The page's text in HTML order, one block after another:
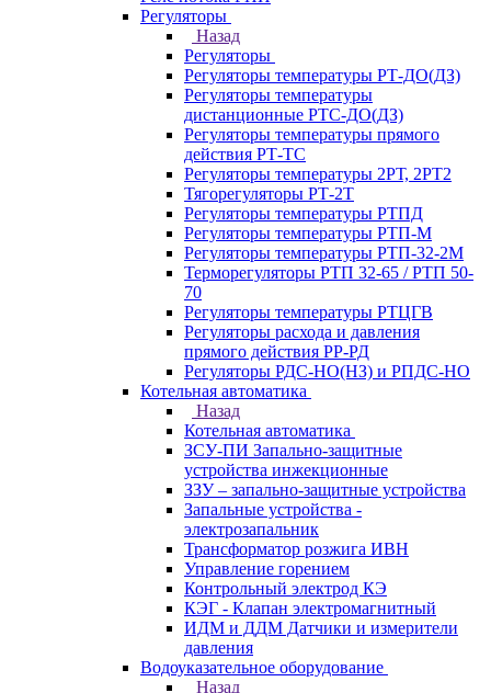
Регуляторы
Назад
Регуляторы
Регуляторы температуры РТ-ДО(ДЗ)
Регуляторы температуры
дистанционные РТС-ДО(ДЗ)
Регуляторы температуры прямого
действия РТ-ТС
Регуляторы температуры 2РТ, 2РT2
Тягорегуляторы РТ-2Т
Регуляторы температуры РТПД
Регуляторы температуры РТП-M
Регуляторы температуры РТП-32-2М
Терморегуляторы РТП 32-65 / РТП 50-
70
Регуляторы температуры РТЦГВ
Регуляторы расхода и давления
прямого действия РР-РД
Регуляторы РДС-НО(НЗ) и РПДС-НО
Котельная автоматика
Назад
Котельная автоматика
ЗСУ-ПИ Запально-защитные
устройства инжекционные
ЗЗУ – запально-защитные устройства
Запальные устройства -
электрозапальник
Трансформатор розжига ИВН
Управление горением
Контрольный электрод КЭ
КЭГ - Клапан электромагнитный
ИДМ и ДДМ Датчики и измерители
давления
Водоуказательное оборудование
Назад